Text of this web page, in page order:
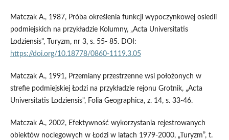
Matczak A., 1987, Próba określenia funkcji wypoczynkowej osiedli
podmiejskich na przykładzie Kolumny, „Acta Universitatis
Lodziensis", Turyzm, nr 3, s. 55- 85. DOI:
https://doi.org/10.18778/0860-1119.3.05
Matczak A., 1991, Przemiany przestrzenne wsi położonych w
strefie podmiejskiej Łodzi na przykładzie rejonu Grotnik, „Acta
Universitatis Lodziensis", Folia Geographica, z. 14, s. 33-46.
Matczak A., 2002, Efektywność wykorzystania rejestrowanych
obiektów noclegowych w Łodzi w latach 1979-2000, „Turyzm”, t.